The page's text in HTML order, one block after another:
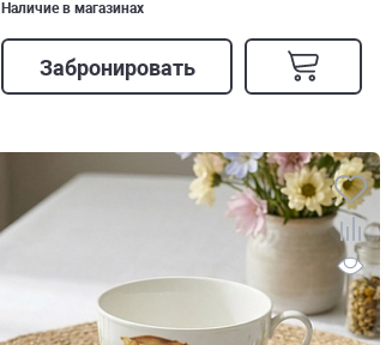
Наличие в магазинах
Забронировать